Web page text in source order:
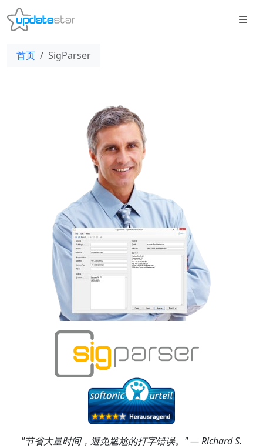
首页 SigParser
"节省大量时间，避免尴尬的打字错误。" — Richard S.